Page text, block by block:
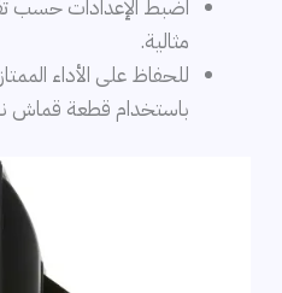
اضبط الإعدادات حسب
مثالية.
للحفاظ على الأداء
باستخدام قطعة قماش